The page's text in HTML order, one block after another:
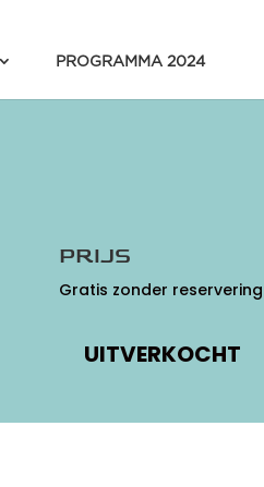
PROGRAMMA 2024
PRIJS
Gratis zonder reservering
UITVERKOCHT